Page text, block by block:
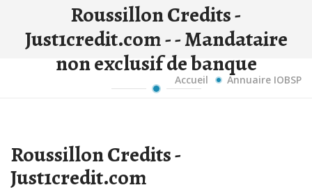
Roussillon Credits -
Just1credit.com - - Mandataire
non exclusif de banque
Accueil Annuaire IOBSP
Roussillon Credits -
Just1credit.com